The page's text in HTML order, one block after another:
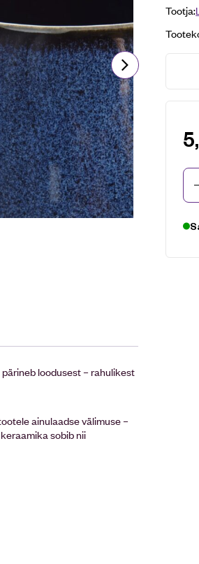
loodusest – rahulikest
ainulaadse välimuse –
sobib nii
Tootja: